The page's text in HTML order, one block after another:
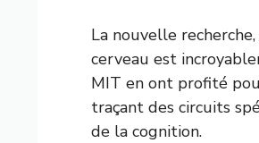
La nouvelle
cerveau est
MIT en ont profité
traçant des circuits
de la cognition.